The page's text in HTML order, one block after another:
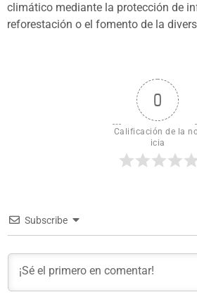
climático mediante la protección de
reforestación o el fomento de la
0
Calificación de la
icia
Subscribe